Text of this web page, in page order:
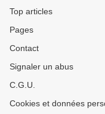
Top articles
Pages
Contact
Signaler un abus
C.G.U.
Cookies et données